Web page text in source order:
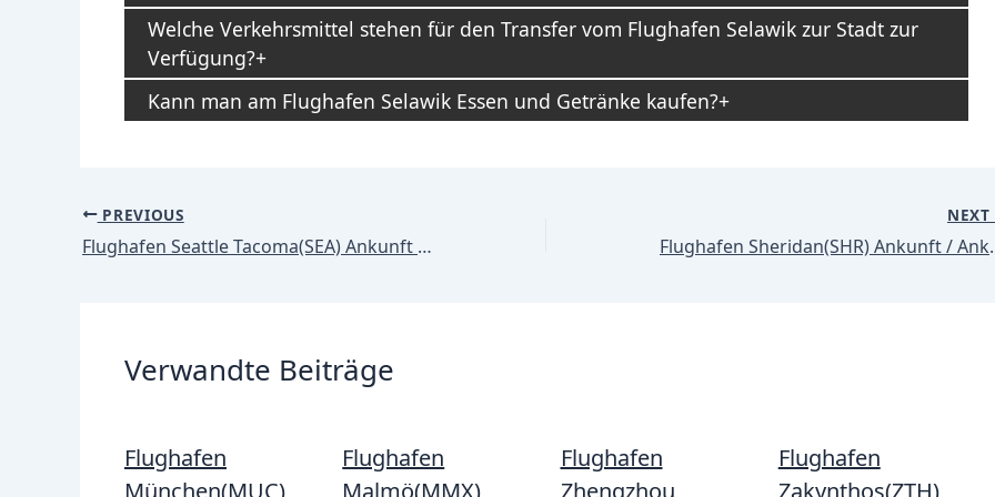
Welche Verkehrsmittel stehen für den Transfer vom Flughafen Selawik zur Stadt zur
Verfügung?
Kann man am Flughafen Selawik Essen und Getränke kaufen?
Post
navigation
PREVIOUS
Flughafen Seattle Tacoma(SEA) Ankunft / Ankünfte
NEXT
Flughafen
Verwandte Beiträge
Flughafen
Flughafen
Flughafen
Flughafen